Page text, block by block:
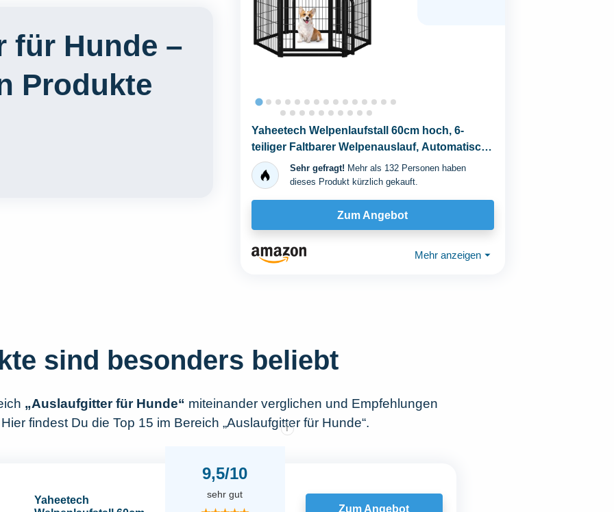
für Hunde –
Produkte
Yaheetech Welpenlaufstall 60cm hoch, 6-
teiliger Faltbarer Welpenauslauf, Automatische
Verriegelung...
Sehr gefragt! Mehr als 132 Personen haben
dieses Produkt kürzlich gekauft.
Zum Angebot
Mehr anzeigen ⏷
sind besonders beliebt
„Auslaufgitter für Hunde“ miteinander verglichen und Empfehlungen
findest Du die Top 15 im Bereich „Auslaufgitter für Hunde“.
Yaheetech
9,5/10
i
sehr gut
Zum Angebot